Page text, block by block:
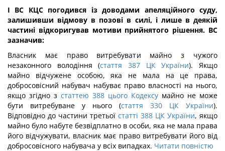
І ВС КЦС погодився із доводами апеляційного суду,
залишивши відмову в позові в силі, і лише в деякій
частині відкоригував мотиви прийнятого рішення. ВС
зазначив:
Власник має право витребувати майно з чужого
незаконного володіння (стаття 387 ЦК України). Якщо
майно відчужене особою, яка не мала на це права,
добросовісний набувач набуває право власності на нього,
якщо згідно з статтею 388 цього Кодексу майно не може
бути витребуване у нього (стаття 330 ЦК України).
Відповідно до частини третьої статті 388 ЦК України, якщо
майно було набуте безвідплатно в особи, яка не мала права
його відчужувати, власник має право витребувати його від
добросовісного набувача у всіх випадках. Читати повністю